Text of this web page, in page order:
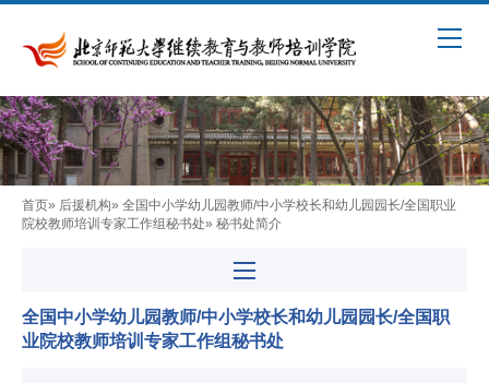
首页» 后援机构» 全国中小学幼儿园教师/中小学校长和幼儿园园长/全国职业
院校教师培训专家工作组秘书处» 秘书处简介
全国中小学幼儿园教师/中小学校长和幼儿园园长/全国职
业院校教师培训专家工作组秘书处